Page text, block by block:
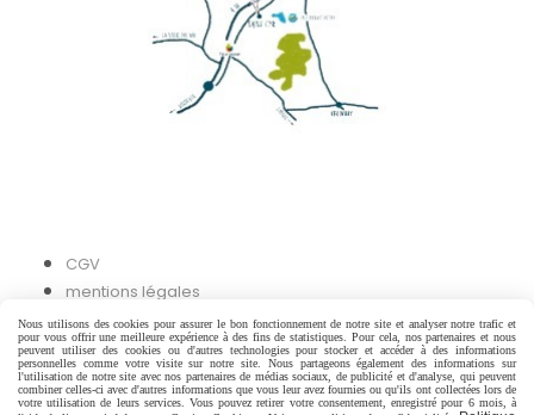
CGV
mentions légales
Facebook est désactivé. Autoriser
Nous utilisons des cookies pour assurer le bon fonctionnement de notre site et analyser notre trafic et
pour vous offrir une meilleure expérience à des fins de statistiques. Pour cela, nos partenaires et nous
peuvent utiliser des cookies ou d'autres technologies pour stocker et accéder à des informations
personnelles comme votre visite sur notre site. Nous partageons également des informations sur
l'utilisation de notre site avec nos partenaires de médias sociaux, de publicité et d'analyse, qui peuvent
combiner celles-ci avec d'autres informations que vous leur avez fournies ou qu'ils ont collectées lors de
votre utilisation de leurs services. Vous pouvez retirer votre consentement, enregistré pour 6 mois, à